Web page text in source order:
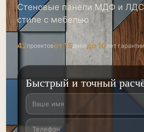
Стеновые панели МДФ и
стиле с мебелью
42проектовот 15днейдо 10лет гарантии
Быстрый и точный